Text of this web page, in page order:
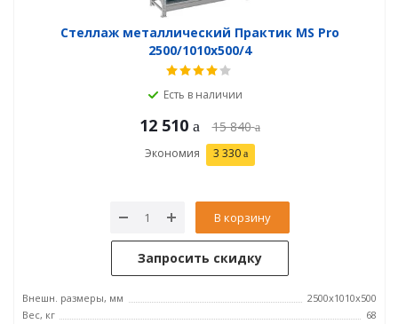
Стеллаж металлический Практик MS Pro
2500/1010x500/4
Есть в наличии
12 510 15 840
Экономия 3 330
В корзину
Запросить скидку
Внешн. размеры, мм
2500x1010x500
Вес, кг
68